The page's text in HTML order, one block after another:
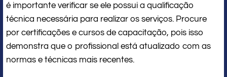
é importante verificar se ele possui a qualificação
técnica necessária para realizar os serviços. Procure
por certificações e cursos de capacitação, pois isso
demonstra que o profissional está atualizado com as
normas e técnicas mais recentes.